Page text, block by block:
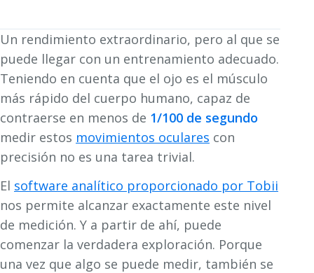
Un rendimiento extraordinario, pero al que se
puede llegar con un entrenamiento adecuado.
Teniendo en cuenta que el ojo es el músculo
más rápido del cuerpo humano, capaz de
contraerse en menos de 1/100 de segundo
medir estos movimientos oculares con
precisión no es una tarea trivial.
El software analítico proporcionado por Tobii
nos permite alcanzar exactamente este nivel
de medición. Y a partir de ahí, puede
comenzar la verdadera exploración. Porque
una vez que algo se puede medir, también se